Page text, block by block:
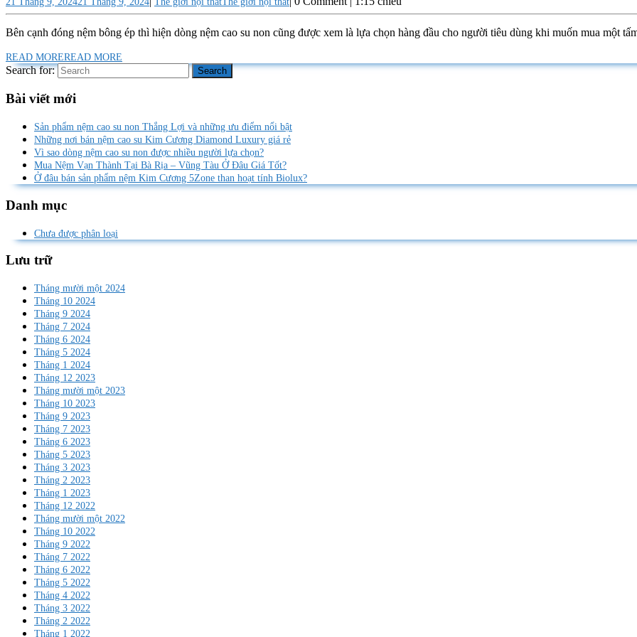
Bên cạnh đóng nệm bông ép thì hiện dòng nệm cao su non cũng được xem là lựa chọn hàng đầu cho người tiêu dùng khi muốn mua một
READ MOREREAD MORE
Search for:
Bài viết mới
Sản phẩm nệm cao su non Thắng Lợi và những ưu điểm nổi bật
Những nơi bán nệm cao su Kim Cương Diamond Luxury giá rẻ
Vì sao dòng nệm cao su non được nhiều người lựa chọn?
Mua Nệm Vạn Thành Tại Bà Rịa – Vũng Tàu Ở Đâu Giá Tốt?
Ở đâu bán sản phẩm nệm Kim Cương 5Zone than hoạt tính Biolux?
Danh mục
Chưa được phân loại
Lưu trữ
Tháng mười một 2024
Tháng 10 2024
Tháng 9 2024
Tháng 7 2024
Tháng 6 2024
Tháng 5 2024
Tháng 1 2024
Tháng 12 2023
Tháng mười một 2023
Tháng 10 2023
Tháng 9 2023
Tháng 7 2023
Tháng 6 2023
Tháng 5 2023
Tháng 3 2023
Tháng 2 2023
Tháng 1 2023
Tháng 12 2022
Tháng mười một 2022
Tháng 10 2022
Tháng 9 2022
Tháng 7 2022
Tháng 6 2022
Tháng 5 2022
Tháng 4 2022
Tháng 3 2022
Tháng 2 2022
Tháng 1 2022